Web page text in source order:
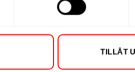
TILLÅT
229,90 kr